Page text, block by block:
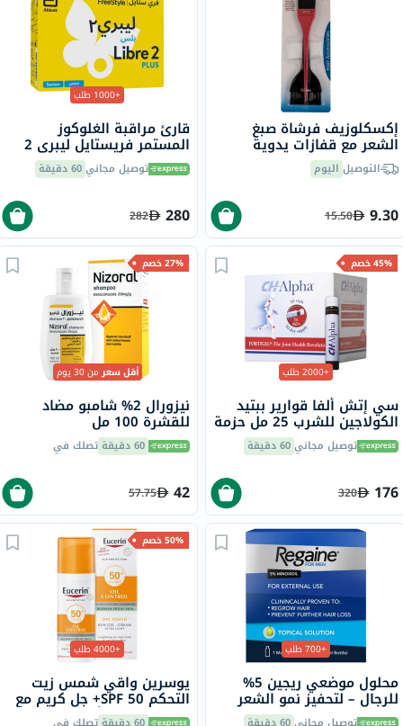
إكسكلوزيف فرشاة صبغ
الشعر مع قفازات يدوية
للاستخدام مرة واحدة، حزمة
من 2التوصيل اليوم
9.30
15.50
+1000 طلب
قارئ مراقبة الغلوكوز
المستمر فريستايل ليبري 2
بلس، المزود بمستشعر فلاش
توصيل مجاني60 دقيقة
280
282
45% خصم
+2000 طلب
سي إتش ألفا قوارير ببتيد
الكولاجين للشرب 25 مل حزمة
من 30 توصيل مجاني60 دقيقة
176
320
27% خصم
أقل سعرمن 30 يوم
نيزورال 2% شامبو مضاد
للقشرة 100 مل
60 دقيقة تصلك في
42
57.75
+700 طلب
محلول موضعي ريجين 5%
للرجال – لتحفيز نمو الشعر
وعلاج الصلع الوراثي
50% خصم
+4000 طلب
يوسرين واقي شمس زيت
التحكم SPF 50+ جل كريم مع
لمسة جافة وتأثير مضاد